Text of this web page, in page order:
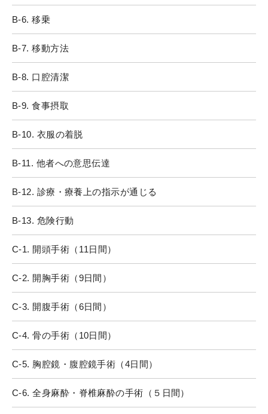
B-6. 移乗
B-7. 移動方法
B-8. 口腔清潔
B-9. 食事摂取
B-10. 衣服の着脱
B-11. 他者への意思伝達
B-12. 診療・療養上の指示が通じる
B-13. 危険行動
C-1. 開頭手術（11日間）
C-2. 開胸手術（9日間）
C-3. 開腹手術（6日間）
C-4. 骨の手術（10日間）
C-5. 胸腔鏡・腹腔鏡手術（4日間）
C-6. 全身麻酔・脊椎麻酔の手術（５日間）